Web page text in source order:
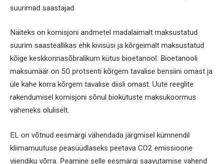
suurimad saastajad.
Näiteks on komisjoni andmetel madalaimalt maksustatud
suurim saasteallikas ehk kivisüsi ja kõrgeimalt maksustatud
kõige keskkonnasõbralikum kütus bioetanool. Bioetanooli
maksumäär on 50 protsenti kõrgem tavalise bensiini omast ja
üle kahe korra kõrgem tavalise diisli omast. Uute reeglite
rakendumisel komisjoni sõnul biokütuste maksukoormus
väheneks oluliselt.
EL on võtnud eesmärgi vähendada järgmisel kümnendil
kliimamuutuse peasüüdlaseks peetava CO2 emissioone
viiendiku võrra. Peamine selle eesmärgi saavutamise vahend